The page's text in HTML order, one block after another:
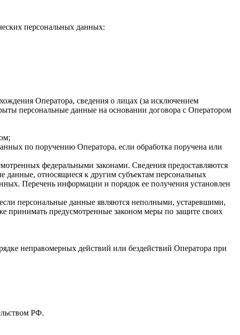
персональных данных:
Оператора, сведения о лицах (за исключением
персональные данные на основании договора с Оператором
по поручению Оператора, если обработка поручена или
федеральными законами. Сведения предоставляются
относящиеся к другим субъектам персональных
Перечень информации и порядок ее получения установлен
персональные данные являются неполными, устаревшими,
принимать предусмотренные законом меры по защите своих
неправомерных действий или бездействий Оператора при
РФ.